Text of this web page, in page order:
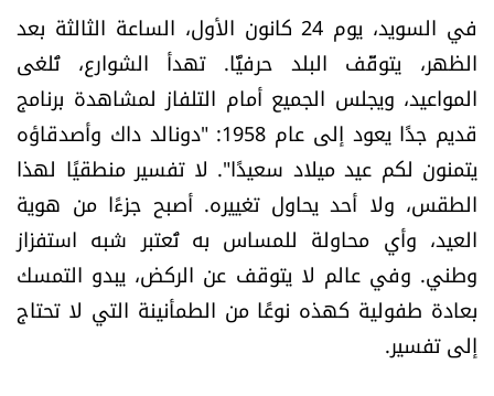
في السويد، يوم 24 كانون الأول، الساعة الثالثة بعد
الظهر، يتوقّف البلد حرفيًّا. تهدأ الشوارع، تُلغى
المواعيد، ويجلس الجميع أمام التلفاز لمشاهدة برنامج
قديم جدًا يعود إلى عام 1958: "دونالد داك وأصدقاؤه
يتمنون لكم عيد ميلاد سعيدًا". لا تفسير منطقيًا لهذا
الطقس، ولا أحد يحاول تغييره. أصبح جزءًا من هوية
العيد، وأي محاولة للمساس به تُعتبر شبه استفزاز
وطني. وفي عالم لا يتوقف عن الركض، يبدو التمسك
بعادة طفولية كهذه نوعًا من الطمأنينة التي لا تحتاج
إلى تفسير.